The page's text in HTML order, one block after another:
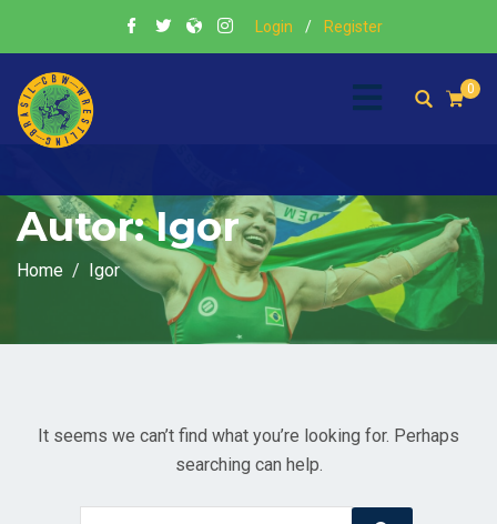
Login / Register
0
Autor:Igor
Home Igor
It seems we can’t find what you’re looking for. Perhaps
searching can help.